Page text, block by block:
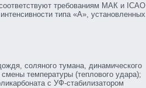
требованиям МАК и ICAO
типа «А», установленных
соляного тумана, динамического
температуры (теплового удара);
с УФ-стабилизатором